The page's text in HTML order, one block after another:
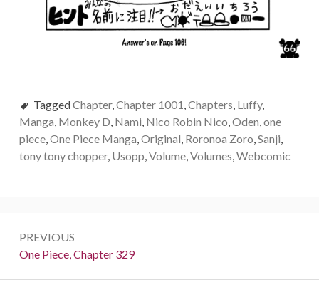
TaggedChapter, Chapter 1001 Chapters Luffy,
Manga Monkey D Nami Nico Robin Nico Oden one
piece, One Piece Manga Original Roronoa Zoro Sanji
tony tony chopper, Usopp Volume, Volumes Webcomic
navigation
PREVIOUS
Previous:
One Piece, Chapter 329